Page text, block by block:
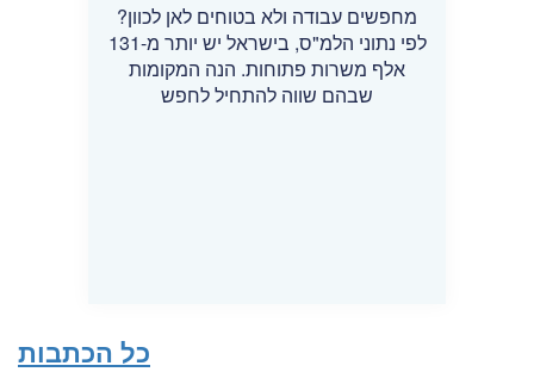
מחפשים עבודה ולא בטוחים לאן לכוון?
לפי נתוני הלמ"ס, בישראל יש יותר מ-131
אלף משרות פתוחות. הנה המקומות
שבהם שווה להתחיל לחפש
כל הכתבות